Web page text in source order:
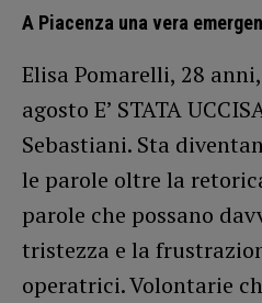
A Piacenza una vera
Elisa Pomarelli, 28
agosto E’ STATA
Sebastiani. Sta
le parole oltre la
parole che possano
tristezza e la
operatrici. Volontarie